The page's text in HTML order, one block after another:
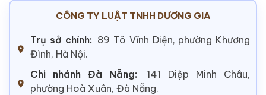
CÔNG TY LUẬT TNHH DƯƠNG GIA
Trụ sở chính: 89 Tô Vĩnh Diện, phường Khương
Đình, Hà Nội.
Chi nhánh Đà Nẵng:
141 Diệp Minh Châu,
phường Hoà Xuân, Đà Nẵng.